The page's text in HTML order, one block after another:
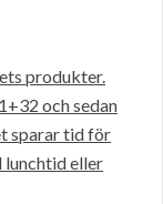
produkter.
och sedan
sparar tid för
lunchtid eller